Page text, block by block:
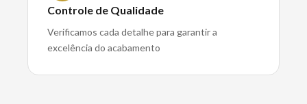
Controle de Qualidade
Verificamos cada detalhe para garantir a
excelência do acabamento